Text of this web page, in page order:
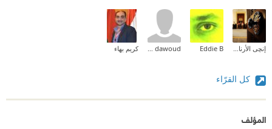
إنچى الأرناؤوطى Eddie B
noha dawoud كريم بهاء
كل القرّاء
المؤلف